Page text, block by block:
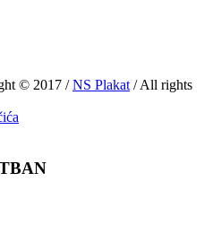
© 2017 /NS Plakat / All rights